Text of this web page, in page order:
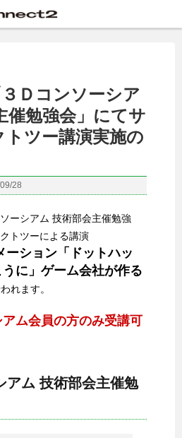
Ｄコンソーシア
催勉強会」にてサ
ツー講演実施の
28
ーシアム 技術部会主催勉強
トツーによる講演
ーション「ドットハッ
に」ゲーム会社が作る
れます。
ム会員の方のみ受講可
アム 技術部会主催勉